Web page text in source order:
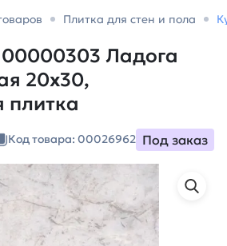
Плитка для стен и пола
Ладога
20х30,
плитка
Код товара: 00026962 Под заказ